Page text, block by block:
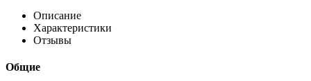
Описание
Характеристики
Отзывы
Общие